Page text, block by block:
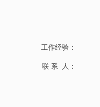
工作经验：
联 系 人：